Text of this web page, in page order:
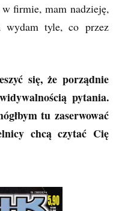
firmie, mam nadzieję,
wydam tyle, co przez
się, że porządnie
pytania.
tu zaserwować
chcą czytać Cię